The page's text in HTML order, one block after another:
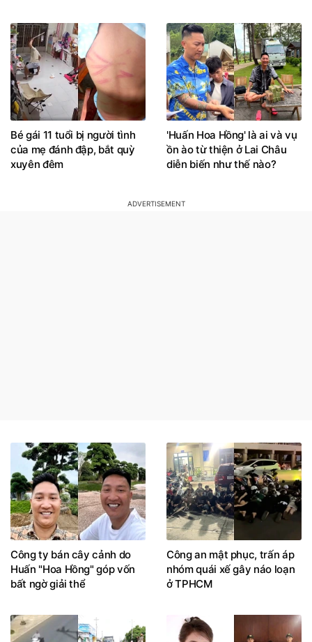
Bé gái 11 tuổi bị người tình
của mẹ đánh đập, bắt quỳ
xuyên đêm
'Huấn Hoa Hồng' là ai và vụ
ồn ào từ thiện ở Lai Châu
diễn biến như thế nào?
Công ty bán cây cảnh do
Huấn "Hoa Hồng" góp vốn
bất ngờ giải thể
Công an mật phục, trấn áp
nhóm quái xế gây náo loạn
ở TPHCM